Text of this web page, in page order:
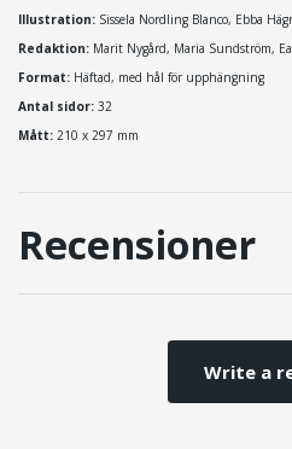
Illustration: Sissela Nordling Blanco, Ebba
Redaktion: Marit Nygård, Maria Sundström,
Format: Häftad, med hål för upphängning
Antal sidor: 32
Mått: 210 x 297 mm
Recensioner
Write a